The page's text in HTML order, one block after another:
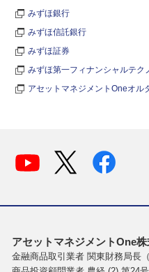
みずほ銀行
みずほ信託銀行
みずほ証券
みずほ第一フィナンシャルテク
アセットマネジメントOneオル
アセットマネジメントOne
金融商品取引業者 関東財務局長